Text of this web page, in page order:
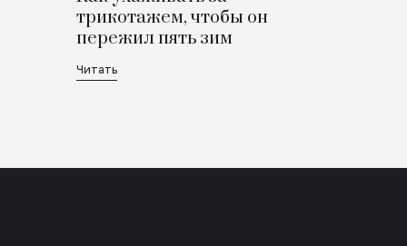
трикотажем, чтобы он
пережил пять зим
Читать